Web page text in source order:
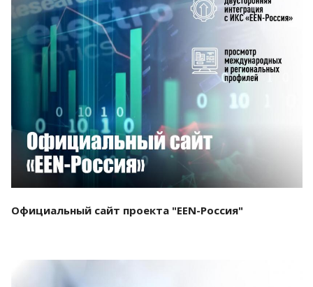
Смотреть проект
Официальный сайт проекта "EEN-Россия"